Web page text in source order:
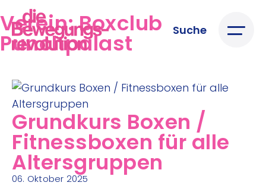
Suche
Verein:Boxclub
Punchpalast
Grundkurs Boxen /
Fitnessboxen für alle
Altersgruppen
06. Oktober 2025